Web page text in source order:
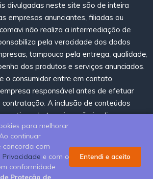
divulgadas neste site são de inteira
empresas anunciantes, filiadas ou
não realiza a intermediação de
pela veracidade dos dados
tampouco pela entrega, qualidade,
dos produtos e serviços anunciados.
o consumidor entre em contato
responsável antes de efetuar
A inclusão de conteúdos
de terceiros não implica em
ou endosso por parte do Sincomavi.
Sincomavi 2025
para melhorar
continuar
concorda com
Privacidade e com o
conformidade
Proteção de
Entendi e aceito